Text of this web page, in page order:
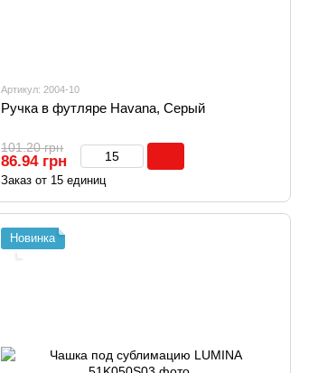
Артикул: 2004-10
Ручка в футляре Havana, Серый
101.20 грн
86.94 грн
Заказ от 15 единиц
Новинка